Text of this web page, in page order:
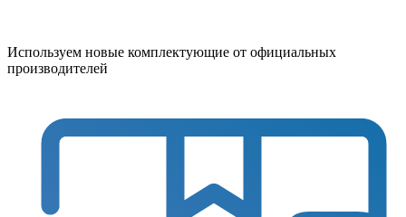
Используем новые комплектующие от официальных
производителей